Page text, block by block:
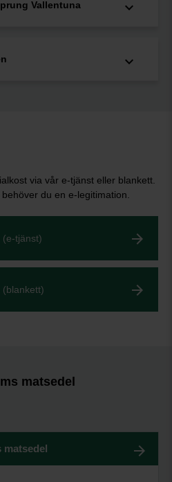
Vallentuna
via vår e-tjänst eller blankett.
du en e-legitimation.
(e-tjänst)
(blankett)
matsedel
matsedel